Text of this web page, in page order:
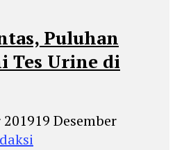
Puluhan
Tes Urine di
201919 Desember